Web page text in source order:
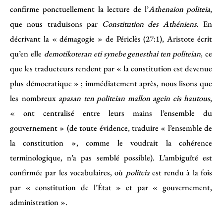
confirme ponctuellement la lecture de l’Athenaion politeia,
que nous traduisons par Constitution des Athéniens. En
décrivant la « démagogie » de Périclès (27:1), Aristote écrit
qu’en elle demotikoteran eti synebe genesthai ten politeian, ce
que les traducteurs rendent par « la constitution est devenue
plus démocratique » ; immédiatement après, nous lisons que
les nombreux apasan ten politeian mallon agein eis hautous,
« ont centralisé entre leurs mains l’ensemble du
gouvernement » (de toute évidence, traduire « l’ensemble de
la constitution », comme le voudrait la cohérence
terminologique, n’a pas semblé possible). L’ambiguïté est
confirmée par les vocabulaires, où politeiaest rendu à la fois
par « constitution de l’État » et par « gouvernement,
administration ».